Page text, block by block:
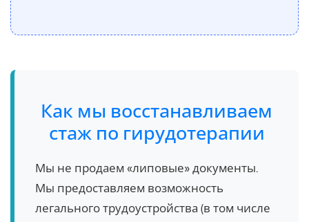
Как мы восстанавливаем
стаж по гирудотерапии
Мы не продаем «липовые» документы.
Мы предоставляем возможность
легального трудоустройства (в том числе